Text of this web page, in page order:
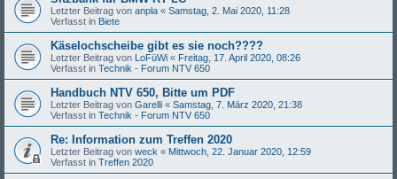
Letzter Beitrag von anpla « Samstag, 2. Mai 2020, 11:28
Verfasst in Biete
Käselochscheibe gibt es sie noch????
Letzter Beitrag von LoFüWi « Freitag, 17. April 2020, 08:26
Verfasst in Technik - Forum NTV 650
Handbuch NTV 650, Bitte um PDF
Letzter Beitrag von Garelli « Samstag, 7. März 2020, 21:38
Verfasst in Technik - Forum NTV 650
Re: Information zum Treffen 2020
Letzter Beitrag von weck « Mittwoch, 22. Januar 2020, 12:59
Verfasst in Treffen 2020